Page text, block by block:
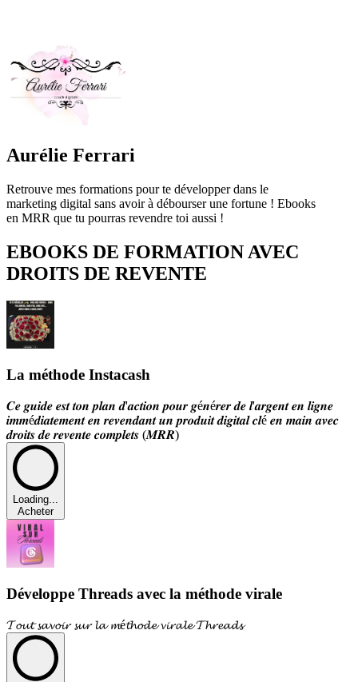
Aurélie Ferrari
Retrouve mes formations pour te développer dans le
marketing digital sans avoir à débourser une fortune ! Ebooks
en MRR que tu pourras revendre toi aussi !
EBOOKS DE FORMATION AVEC
DROITS DE REVENTE
La méthode Instacash
𝑪𝒆 𝒈𝒖𝒊𝒅𝒆 𝒆𝒔𝒕 𝒕𝒐𝒏 𝒑𝒍𝒂𝒏 𝒅'𝒂𝒄𝒕𝒊𝒐𝒏 𝒑𝒐𝒖𝒓 𝒈é𝒏é𝒓𝒆𝒓 𝒅𝒆 𝒍'𝒂𝒓𝒈𝒆𝒏𝒕 𝒆𝒏 𝒍𝒊𝒈𝒏𝒆
𝒊𝒎𝒎é𝒅𝒊𝒂𝒕𝒆𝒎𝒆𝒏𝒕 𝒆𝒏 𝒓𝒆𝒗𝒆𝒏𝒅𝒂𝒏𝒕 𝒖𝒏 𝒑𝒓𝒐𝒅𝒖𝒊𝒕 𝒅𝒊𝒈𝒊𝒕𝒂𝒍 𝒄𝒍é 𝒆𝒏 𝒎𝒂𝒊𝒏 𝒂𝒗𝒆𝒄
𝒅𝒓𝒐𝒊𝒕𝒔 𝒅𝒆 𝒓𝒆𝒗𝒆𝒏𝒕𝒆 𝒄𝒐𝒎𝒑𝒍𝒆𝒕𝒔 (𝑴𝑹𝑹)
Loading...
Acheter
Développe Threads avec la méthode virale
𝓣𝓸𝓾𝓽 𝓼𝓪𝓿𝓸𝓲𝓻 𝓼𝓾𝓻 𝓵𝓪 𝓶é𝓽𝓱𝓸𝓭𝓮 𝓿𝓲𝓻𝓪𝓵𝓮 𝓣𝓱𝓻𝓮𝓪𝓭𝓼